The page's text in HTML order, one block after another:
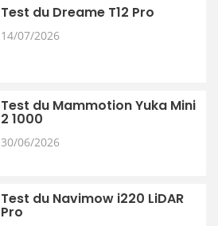
Test du Dreame T12 Pro
14/07/2026
Test du Mammotion Yuka Mini
2 1000
30/06/2026
Test du Navimow i220 LiDAR
Pro